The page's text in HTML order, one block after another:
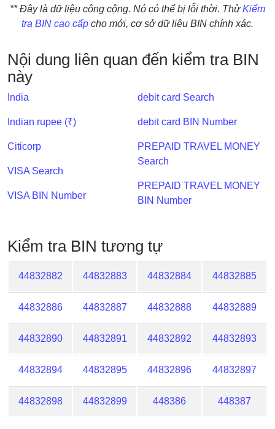
?
IP
BIN
Checker
Validator
** Đây là dữ liệu công cộng. Nó có thể bị lỗi thời. ThửKiểm
tra BIN cao cấp cho mới, cơ sở dữ liệu BIN chính xác.
Nội dung liên quan đến kiểm tra BIN
này
India
Indian rupee (₹)
Citicorp
VISA Search
VISA BIN Number
debit card Search
debit card BIN Number
PREPAID TRAVEL MONEY
Search
PREPAID TRAVEL MONEY
BIN Number
Kiểm tra BIN tương tự
44832882 44832883 44832884 44832885
44832886 44832887 44832888 44832889
44832890 44832891 44832892 44832893
44832894 44832895 44832896 44832897
44832898 44832899 448386 448387